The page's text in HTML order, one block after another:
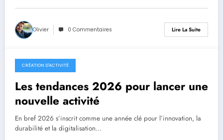
Olivier 0 Commentaires Lire La Suite
6 juillet 2026
CRÉATION D'ACTIVITÉ
Les tendances 2026 pour lancer une
nouvelle activité
En bref 2026 s’inscrit comme une année clé pour l’innovation, la
durabilité et la digitalisation…